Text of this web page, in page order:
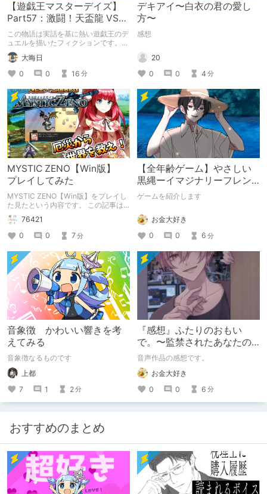
【遊戯王マスターデイズ】
Part57：激闘！天盃龍 VS
千年D【架空デュエル】
この物語は実話を基に熱い遊戯王のデ
ュエルを描いたフィクションです。
（自分用メモ：2025-05-14）
大晦日
0
0 16 分
デキアイ〜白衣の君の愛し
方〜
感想
20
0
0 4 分
MYSTIC ZENO【Win版】
プレイしてみた
MYSTIC ZENO【Win版】をプレイし
た見たという内容です。 この記事は
通常のクリエイターズ記事です。
76421
0
0 7分
【全年齢ゲーム】やさしい
黒縄ーイマジナリーフレン
ドの「彼」と過ごすおぼん
ゲームを紹介します
お金大好き
0
0 6 分
音象徴 かわいい響きを考
えてみる
音象徴なるものです
上都
7
1 2分
『感想』ふたりのおもい
で。〜監禁されたあなたの
末路〜【がるまに限定特典
付き】
音声作品の感想です。
お金大好き
0
0 6 分
おすすめのまとめ